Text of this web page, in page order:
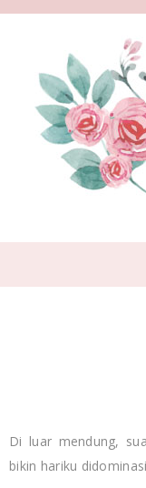
Di luar mendung,
bikin hariku